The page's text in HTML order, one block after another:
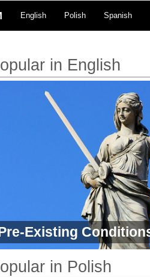
English Polish Spanish
in English
Existing
in Polish